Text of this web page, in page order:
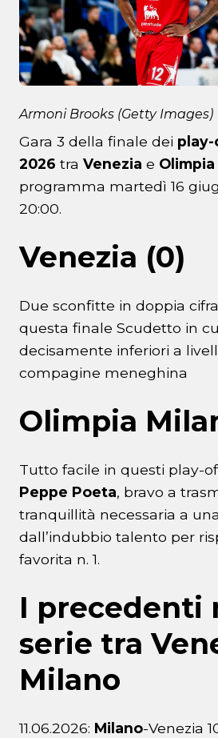
Armoni Brooks (Getty Images)
Gara 3 della finale dei play-
2026 tra Venezia e
programma martedì 16
20:00.
Venezia (0)
Due sconfitte in doppia
questa finale Scudetto in
decisamente inferiori a
compagine meneghina
Olimpia
Tutto facile in questi play-
Peppe Poeta, bravo a
tranquillità necessaria a
dall’indubbio talento per
favorita n. 1.
I precedenti
serie tra
Milano
11.06.2026: Milano-Venezia